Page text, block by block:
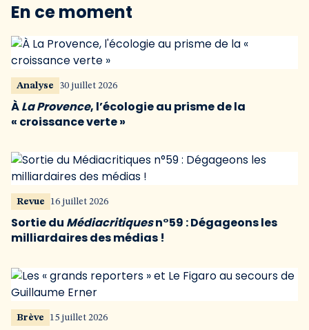
En ce moment
Analyse 30 juillet 2026
ÀLa Provence, l’écologie au prisme de la
« croissance verte »
Revue 16 juillet 2026
Sortie du Médiacritiquesn°59 : Dégageons les
milliardaires des médias !
Brève 15 juillet 2026